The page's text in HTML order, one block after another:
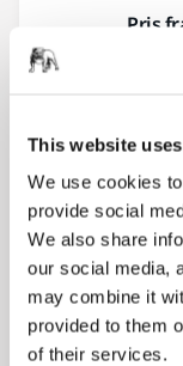
This website
We use cookies
provide social
We also share
our social media,
may combine it
provided to them
of their services.
Pris
Pris
kr